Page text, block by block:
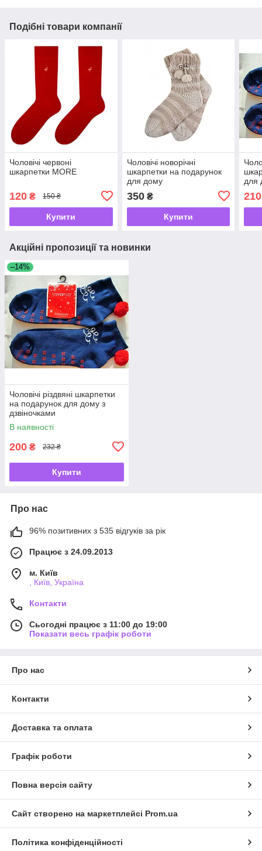
Подібні товари компанії
Чоловічі червоні
шкарпетки MORE
120 ₴ 150 ₴
Купити
Чоловічі новорічні
шкарпетки на подарунок
для дому
350₴
Купити
для
210
Акційні пропозиції та новинки
–14%
Чоловічі різдвяні шкарпетки
на подарунок для дому з
дзвіночками
В наявності
200 ₴ 232 ₴
Купити
Про нас
96% позитивних з 535 відгуків за рік
Працює з 24.09.2013
м. Київ
, Київ, Україна
Контакти
Сьогодні працює з 11:00 до 19:00
Показати весь графік роботи
Про нас
Контакти
Доставка та оплата
Графік роботи
Повна версія сайту
Сайт створено на маркетплейсі Prom.ua
Політика конфіденційності